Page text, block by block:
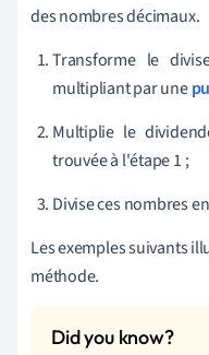
des nombres décimaux.
Transforme le
multipliant par une
Multiplie le
trouvée à l'étape 1 ;
Divise ces nombres
Les exemples suivants
méthode.